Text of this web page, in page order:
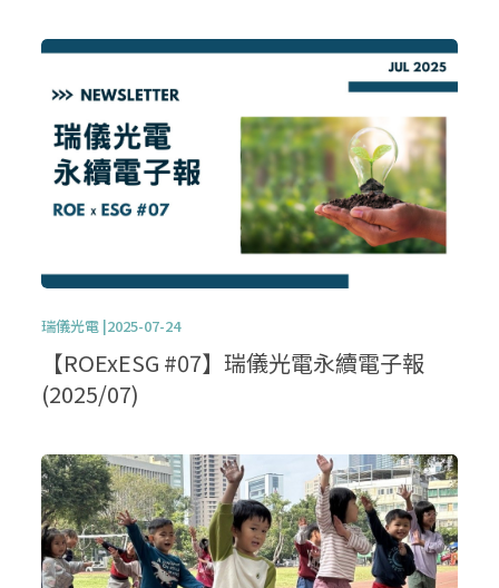
瑞儀光電 |2025-07-24
【ROExESG #07】瑞儀光電永續電子報
(2025/07)